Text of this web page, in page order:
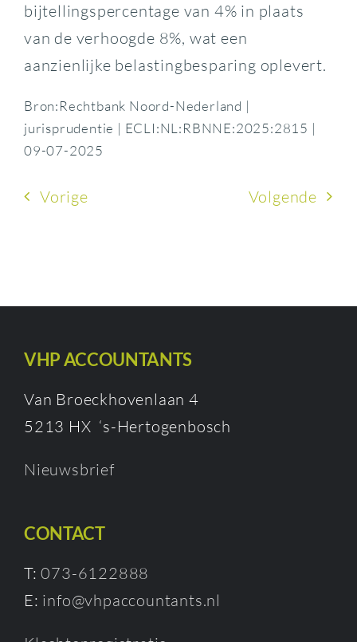
bijtellingspercentage van 4% in plaats
van de verhoogde 8%, wat een
aanzienlijke belastingbesparing oplevert.
Bron:Rechtbank Noord-Nederland |
jurisprudentie | ECLI:NL:RBNNE:2025:2815 |
09-07-2025
Vorige Volgende
VHP ACCOUNTANTS
Van Broeckhovenlaan 4
5213 HX ‘s-Hertogenbosch
Nieuwsbrief
CONTACT
T:073-6122888
E: info@vhpaccountants.nl